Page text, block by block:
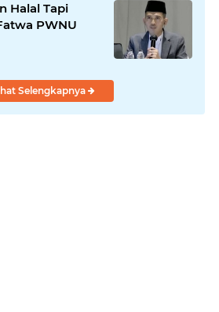
Halal Tapi
PWNU
Selengkapnya